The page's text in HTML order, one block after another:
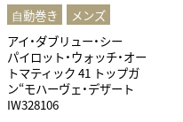
⾃動巻き
メンズ
アイ・ダブリュー・シー
パイロット・ウォッチ・オー
トマティック 41 トップガ
ン“モハーヴェ・デザート
IW328106